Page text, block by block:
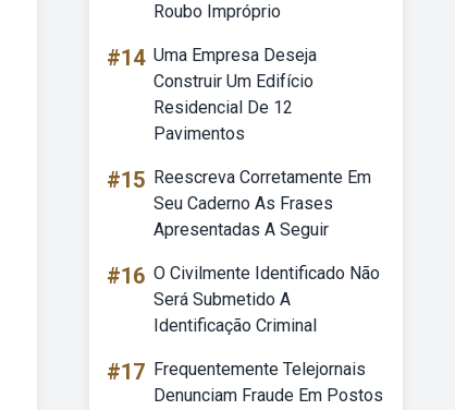
Roubo Impróprio
#14 Uma Empresa Deseja
Construir Um Edifício
Residencial De 12
Pavimentos
#15 Reescreva Corretamente Em
Seu Caderno As Frases
Apresentadas A Seguir
#16 O Civilmente Identificado Não
Será Submetido A
Identificação Criminal
#17 Frequentemente Telejornais
Denunciam Fraude Em Postos